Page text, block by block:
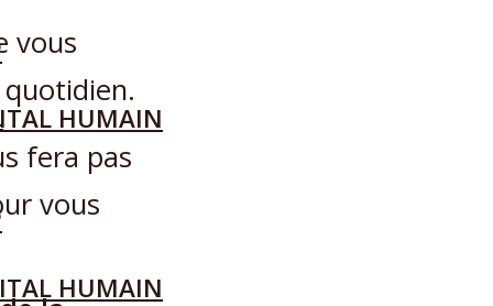
HUMAIN
HUMAIN
vous
quotidien.
fera pas
vous